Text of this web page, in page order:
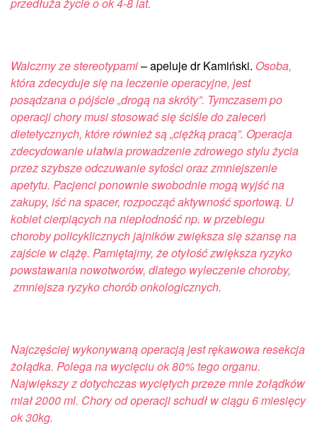
Walczmy ze stereotypami– apeluje dr Kamiński. Osoba,
która zdecyduje się na leczenie operacyjne, jest
posądzana o pójście „drogą na skróty”. Tymczasem po
operacji chory musi stosować się ściśle do zaleceń
dietetycznych, które również są „ciężką pracą”. Operacja
zdecydowanie ułatwia prowadzenie zdrowego stylu życia
przez szybsze odczuwanie sytości oraz zmniejszenie
apetytu. Pacjenci ponownie swobodnie mogą wyjść na
zakupy, iść na spacer, rozpocząć aktywność sportową. U
kobiet cierpiących na niepłodność np. w przebiegu
choroby policyklicznych jajników zwiększa się szansę na
zajście w ciążę. Pamiętajmy, że otyłość zwiększa ryzyko
powstawania nowotworów, dlatego wyleczenie choroby,
zmniejsza ryzyko chorób onkologicznych.
Najczęściej wykonywaną operacją jest rękawowa resekcja
żołądka. Polega na wycięciu ok 80% tego organu.
Największy z dotychczas wyciętych przeze mnie żołądków
miał 2000 ml. Chory od operacji schudł w ciągu 6 miesięcy
ok 30kg.